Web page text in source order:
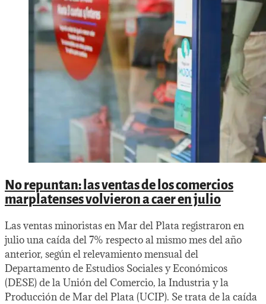
No repuntan: las ventas de los comercios
marplatenses volvieron a caer en julio
Las ventas minoristas en Mar del Plata registraron en
julio una caída del 7% respecto al mismo mes del año
anterior, según el relevamiento mensual del
Departamento de Estudios Sociales y Económicos
(DESE) de la Unión del Comercio, la Industria y la
Producción de Mar del Plata (UCIP). Se trata de la caída